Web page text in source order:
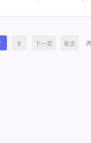
8 下一页 尾页